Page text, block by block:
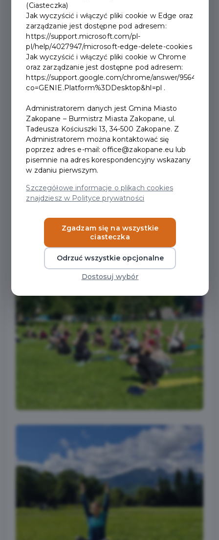
(Ciasteczka)
Jak wyczyścić i włączyć pliki cookie w Edge oraz
zarządzanie jest dostępne pod adresem:
https://support.microsoft.com/pl-
pl/help/4027947/microsoft-edge-delete-cookies
Jak wyczyścić i włączyć pliki cookie w Chrome
oraz zarządzanie jest dostępne pod adresem:
https://support.google.com/chrome/answer/95647?
co=GENIE.Platform%3DDesktop&hl=pl .
Administratorem danych jest Gmina Miasto
Zakopane – Burmistrz Miasta Zakopane, ul.
Tadeusza Kościuszki 13, 34-500 Zakopane. Z
Administratorem można kontaktować się
poprzez adres e-mail: office@zakopane.eu lub
pisemnie na adres korespondencyjny wskazany
w zdaniu pierwszym.
Szczegółowe informacje o plikach cookies
znajdziesz w Polityce prywatności
Zgadzam się na wszystkie
ciasteczka
Odrzuć wszystkie opcjonalne
Dostosuj wybór